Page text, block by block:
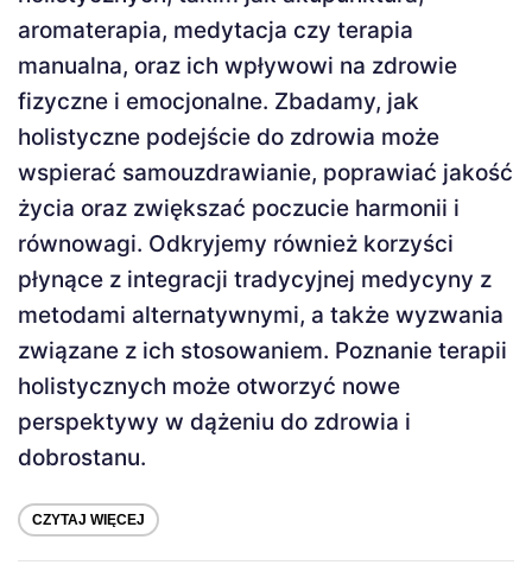
aromaterapia, medytacja czy terapia
manualna, oraz ich wpływowi na zdrowie
fizyczne i emocjonalne. Zbadamy, jak
holistyczne podejście do zdrowia może
wspierać samouzdrawianie, poprawiać jakość
życia oraz zwiększać poczucie harmonii i
równowagi. Odkryjemy również korzyści
płynące z integracji tradycyjnej medycyny z
metodami alternatywnymi, a także wyzwania
związane z ich stosowaniem. Poznanie terapii
holistycznych może otworzyć nowe
perspektywy w dążeniu do zdrowia i
dobrostanu.
CZYTAJ WIĘCEJ